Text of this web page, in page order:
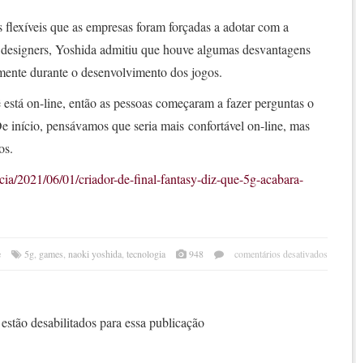
que as empresas foram forçadas a adotar com a
Yoshida admitiu que houve algumas desvantagens
durante o desenvolvimento dos jogos.
on-line, então as pessoas começaram a fazer perguntas o
início, pensávamos que seria mais confortável on-line, mas
2021/06/01/criador-de-final-fantasy-diz-que-5g-acabara-
5g games naoki yoshida tecnologia 948 comentários desativados
desabilitados para essa publicação